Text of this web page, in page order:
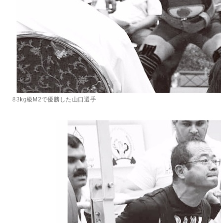
83kg級M2で優勝した山口選手